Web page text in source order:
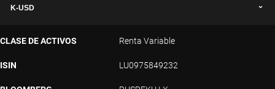
K-USD
CLASE DE ACTIVOS Renta Variable
ISIN LU0975849232